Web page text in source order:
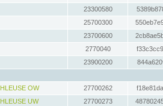
23300580
25700300
23700600
2770040
23900200
OW
27700262
UW
27700273